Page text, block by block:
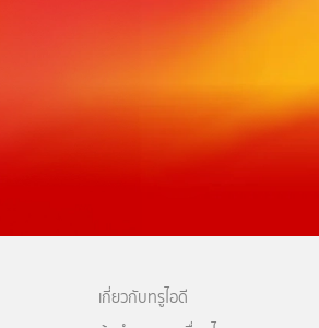
เกี่ยวกับทรูไอดี